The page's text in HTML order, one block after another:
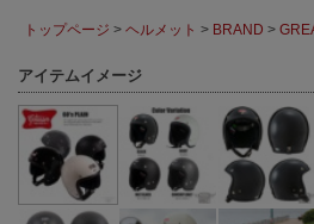
トップページ > ヘルメット > BRAND >
アイテムイメージ